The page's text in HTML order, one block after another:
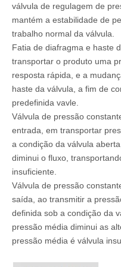
válvula de regulagem de
mantém a estabilidade de
trabalho normal da válvula.
Fatia de diafragma e haste
transportar o produto uma
resposta rápida, e a
haste da válvula, a fim de
predefinida vavle.
Válvula de pressão
entrada, em transportar
a condição da válvula
diminui o fluxo,
insuficiente.
Válvula de pressão
saída, ao transmitir a
definida sob a condição da
pressão média diminui as
pressão média é válvula